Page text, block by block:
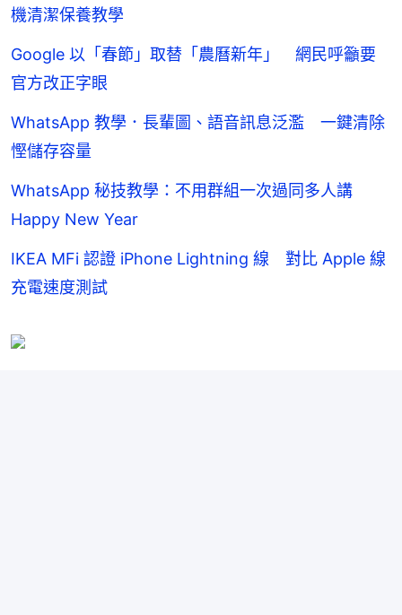
機清潔保養教學
Google 以「春節」取替「農曆新年」 網民呼籲要
官方改正字眼
WhatsApp 教學．長輩圖、語音訊息泛濫 一鍵清除
慳儲存容量
WhatsApp 秘技教學：不用群組一次過同多人講
Happy New Year
IKEA MFi 認證 iPhone Lightning 線 對比 Apple 線
充電速度測試